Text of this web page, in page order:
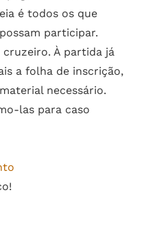
é todos os que
participar.
cruzeiro. À partida já
a folha de inscrição,
necessário.
las para caso